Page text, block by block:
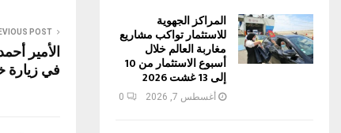
o
k
POST
الأمير
في زيارة
المراكز الجهوية
للاستثمار تواكب مشاريع
مغاربة العالم خلال
أسبوع الاستثمار من 10
إلى 13 غشت 2026
أغسطس 7, 2026 0